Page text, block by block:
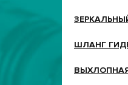
ШЛАНГ